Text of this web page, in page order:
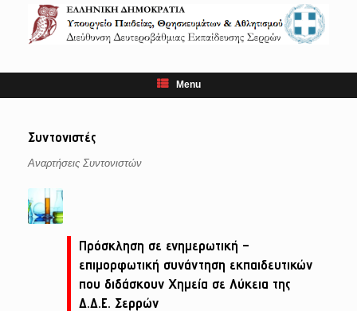
content
Menu
Συντονιστές
Αναρτήσεις Συντονιστών
Πρόσκληση σε ενημερωτική –
επιμορφωτική συνάντηση εκπαιδευτικών
που διδάσκουν Χημεία σε Λύκεια της
Δ.Δ.Ε. Σερρών